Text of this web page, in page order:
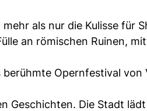
als nur die Kulisse für
an römischen Ruinen,
Opernfestival von
Geschichten. Die Stadt